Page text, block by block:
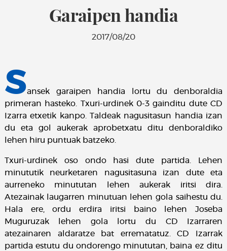
Garaipen handia
2017/08/20
Sansek garaipen handia lortu du denboraldia
primeran hasteko. Txuri-urdinek 0-3 gainditu dute CD
Izarra etxetik kanpo. Taldeak nagusitasun handia izan
du eta gol aukerak aprobetxatu ditu denboraldiko
lehen hiru puntuak batzeko.
Txuri-urdinek oso ondo hasi dute partida. Lehen
minututik neurketaren nagusitasuna izan dute eta
aurreneko minututan lehen aukerak iritsi dira.
Atezainak laugarren minutuan lehen gola saihestu du.
Hala ere, ordu erdira iritsi baino lehen Joseba
Muguruzak lehen gola lortu du CD Izarraren
atezainaren aldaratze bat errematatuz. CD Izarrak
partida estutu du ondorengo minututan, baina ez ditu